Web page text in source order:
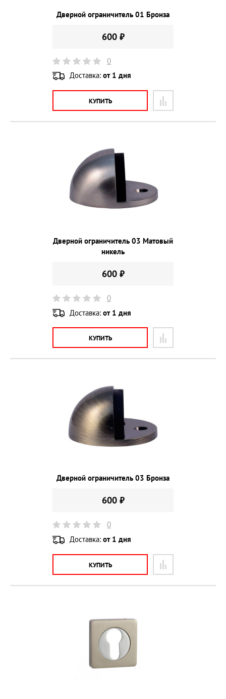
Дверной ограничитель 01 Бронза
600 ₽
0
Доставка: от 1 дня
КУПИТЬ
Дверной ограничитель 03 Матовый
никель
600 ₽
0
Доставка: от 1 дня
КУПИТЬ
Дверной ограничитель 03 Бронза
600 ₽
0
Доставка: от 1 дня
КУПИТЬ